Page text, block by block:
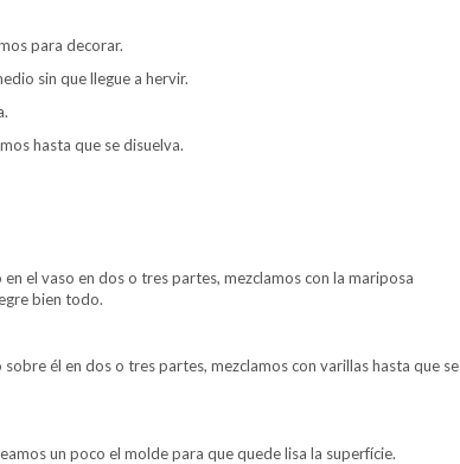
para decorar.
sin que llegue a hervir.
hasta que se disuelva.
el vaso en dos o tres partes, mezclamos con la mariposa
bien todo.
él en dos o tres partes, mezclamos con varillas hasta que se
un poco el molde para que quede lisa la superfície.